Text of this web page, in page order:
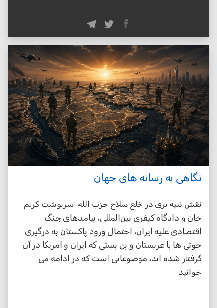
نگاهی به رسانه های جهان
نقش نبیه بری در خلع سلاح حزب الله، سرنوشت کریم
خان و دادگاه کیفری بین‌المللی، پیامدهای جنگ
اقتصادی علیه ایران، احتمال ورود پاکستان به درگیری
حوثی ها با عربستان و بن بستی که ایران و آمریکا در آن
گرفتار شده اند، موضوعاتی است که در ادامه می
خوانید